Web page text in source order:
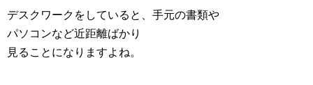
デスクワークをしていると、手元の書類や
パソコンなど近距離ばかり
見ることになりますよね。